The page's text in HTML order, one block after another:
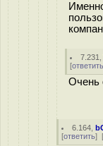
7.231
[ответить
Очень
6.164 ,
[ответить] [